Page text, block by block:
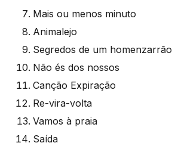
Mais ou menos minuto
Animalejo
Segredos de um homenzarrão
Não és dos nossos
Canção Expiração
Re-vira-volta
Vamos à praia
Saída